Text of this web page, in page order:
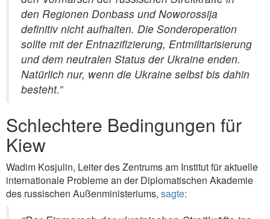
den Regionen Donbass und Noworossija
definitiv nicht aufhalten. Die Sonderoperation
sollte mit der Entnazifizierung, Entmilitarisierung
und dem neutralen Status der Ukraine enden.
Natürlich nur, wenn die Ukraine selbst bis dahin
besteht.”
Schlechtere Bedingungen für
Kiew
Wadim Kosjulin, Leiter des Zentrums am Institut für aktuelle
internationale Probleme an der Diplomatischen Akademie
des russischen Außenministeriums, sagte: